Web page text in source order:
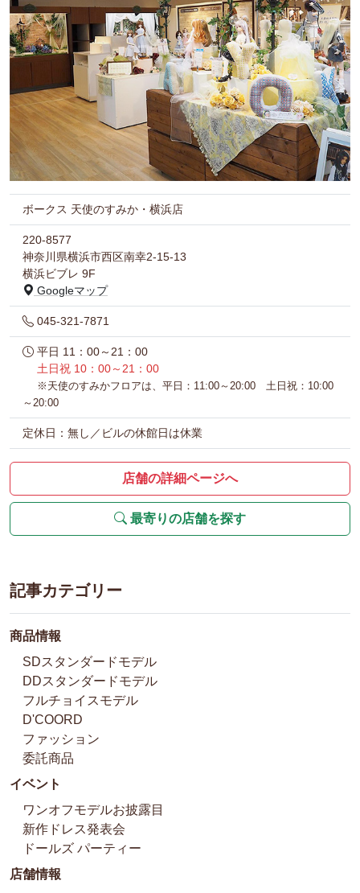
ボークス 天使のすみか・横浜店
220-8577
神奈川県横浜市西区南幸2-15-13
横浜ビブレ 9F
Googleマップ
045-321-7871
平日 11：00～21：00
土日祝 10：00～21：00
※天使のすみかフロアは、平日：11:00～20:00 土日祝：10:00
～20:00
定休日：無し／ビルの休館日は休業
店舗の詳細ページへ
最寄りの店舗を探す
記事カテゴリー
商品情報
SDスタンダードモデル
DDスタンダードモデル
フルチョイスモデル
D'COORD
ファッション
委託商品
イベント
ワンオフモデルお披露目
新作ドレス発表会
ドールズ パーティー
店舗情報